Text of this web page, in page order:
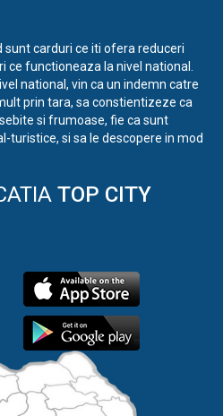
sunt carduri ce iti ofera reduceri
ce functioneaza la nivel national.
national, vin ca un indemn catre
prin tara, sa constientizeze ca
si frumoase, fie ca sunt
turistice, si sa le descopere in mod
TOP CITY